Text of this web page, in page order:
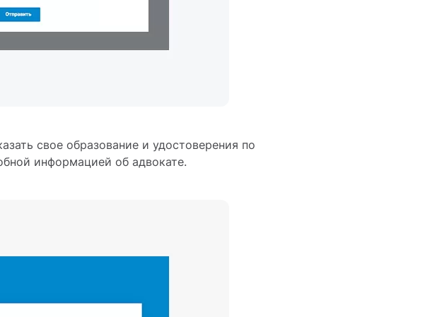
свое образование и удостоверения по
информацией об адвокате.